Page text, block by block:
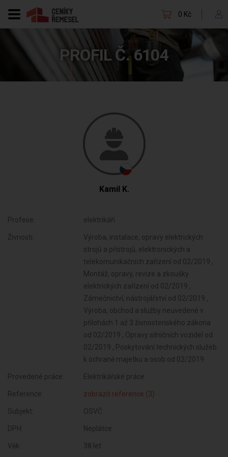
0 Kč
PROFIL Č. 6104
Kamil K.
Profese: elektrikáři
Živnosti:
Výroba, instalace, opravy elektrických
strojů a přístrojů, elektronických a
telekomunikačních zařízení od 02/2019 ,
Montáž, opravy, revize a zkoušky
elektrických zařízení od 02/2019 ,
Zámečnictví, nástrojářství od 02/2019 ,
Výroba, obchod a služby neuvedené v
přílohách 1 až 3 živnostenského zákona
od 02/2019 , Opravy silničních vozidel od
02/2019 , Poskytování technických služeb
k ochraně majetku a osob od 02/2019
Provedené práce: Elektrikářské práce
Reference: zobrazit reference (3)
Subjekt: OSVČ
DPH: Neplátce
Věk: 38 let